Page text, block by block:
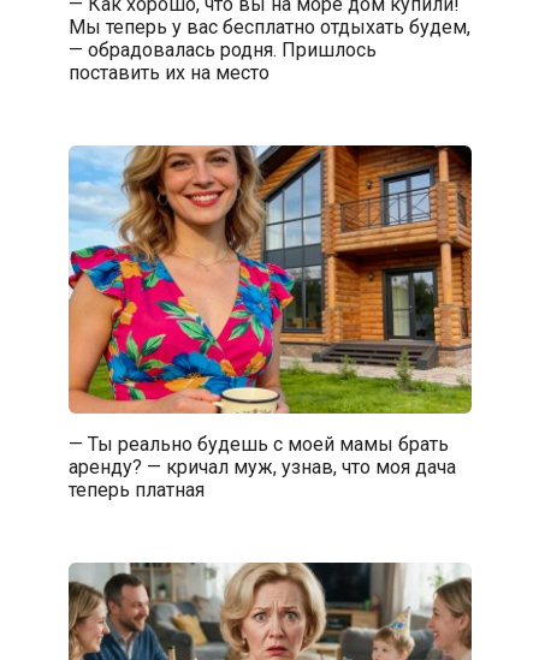
Мы теперь у вас бесплатно отдыхать будем,
— обрадовалась родня. Пришлось
поставить их на место
— Ты реально будешь с моей мамы брать
аренду? — кричал муж, узнав, что моя дача
теперь платная